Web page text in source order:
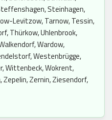
Steinhagen,
Levitzow, Tarnow, Tessin,
Thürkow, Uhlenbrook,
Wardow,
Westenbrügge,
Wittenbeck, Wokrent,
Zernin, Ziesendorf,